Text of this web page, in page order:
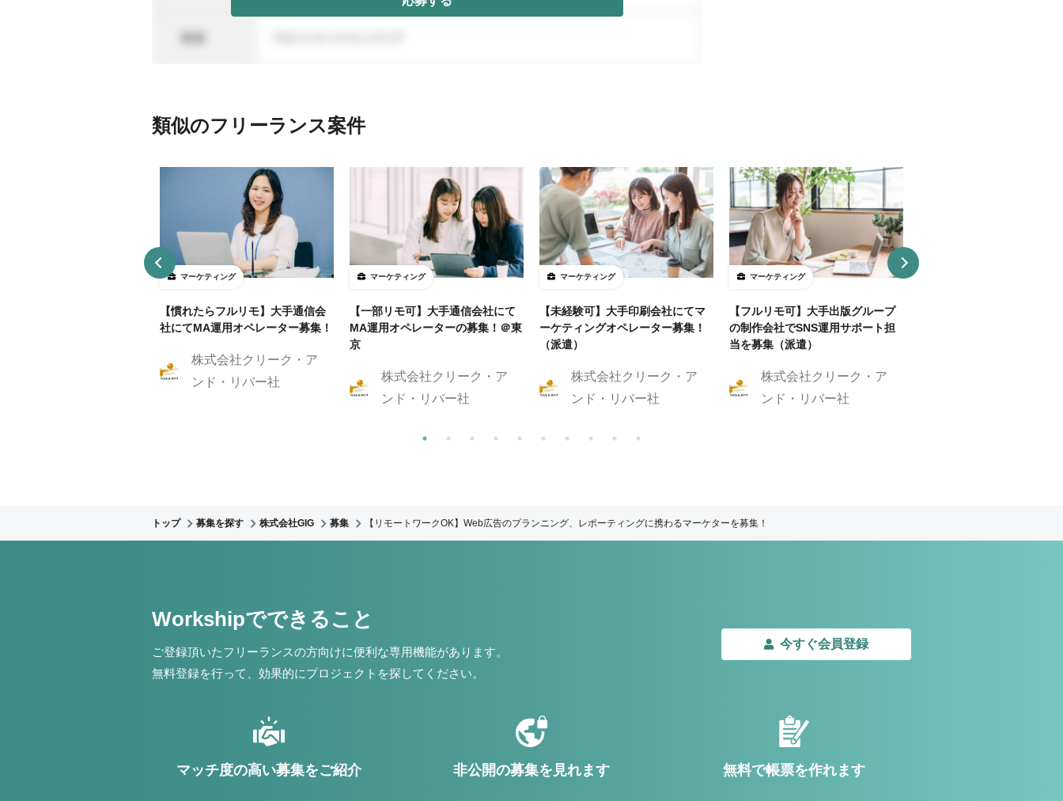
類似のフリーランス案件
マーケティング
【慣れたらフルリモ】大手通信会
社にてMA運用オペレーター募集！
株式会社クリーク・ア
ンド・リバー社
マーケティング
【一部リモ可】大手通信会社にて
MA運用オペレーターの募集！＠東
京
株式会社クリーク・ア
ンド・リバー社
マーケティング
【未経験可】大手印刷会社にてマ
ーケティングオペレーター募集！
（派遣）
株式会社クリーク・ア
ンド・リバー社
マーケティング
【フルリモ可】大手出版グループ
の制作会社でSNS運用サポート担
当を募集（派遣）
株式会社クリーク・ア
ンド・リバー社
トップ 募集を探す 株式会社GIG 募集 【リモートワークOK】Web広告のプランニング、レポーティングに携わるマーケターを募集！
Workshipでできること
ご登録頂いたフリーランスの方向けに便利な専用機能があります。
無料登録を行って、効果的にプロジェクトを探してください。
今すぐ会員登録
マッチ度の高い募集をご紹介 非公開の募集を見れます 無料で帳票を作れます